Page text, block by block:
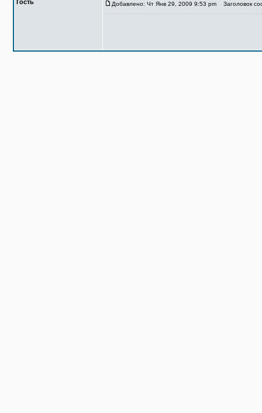
Гость Добавлено: Чт Янв 29, 2009 9:53 pm Заголовок